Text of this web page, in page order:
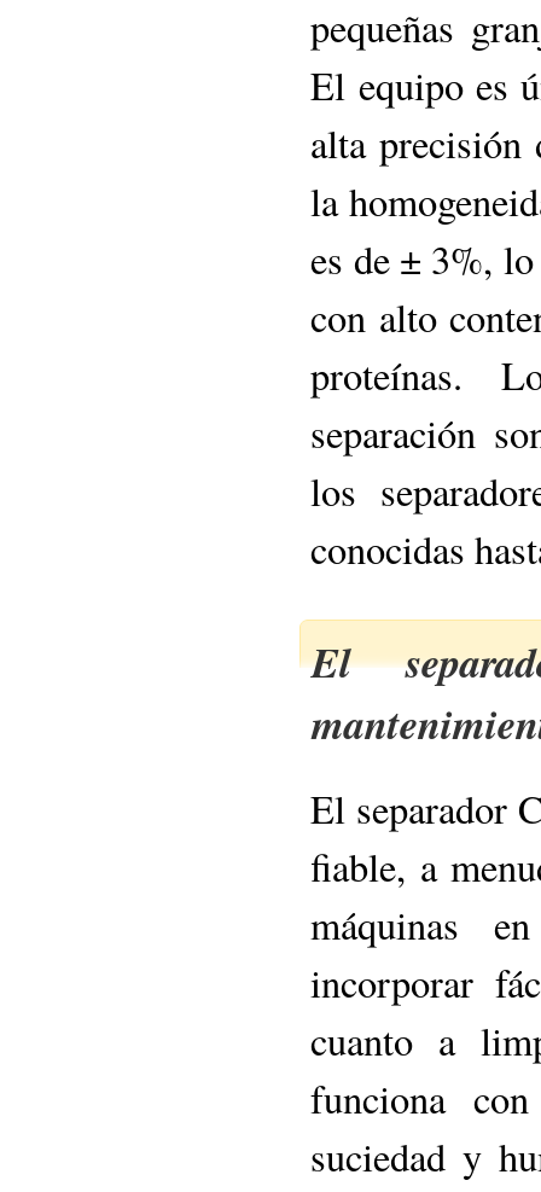
pequeñas
El equipo es
alta precisión
la
es de ± 3%,
con alto
proteínas.
separación
los
conocidas
El
El separador
fiable, a
máquinas
incorporar
cuanto a
funciona
suciedad y